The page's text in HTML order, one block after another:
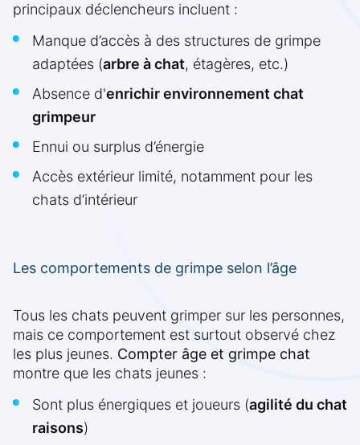
principaux déclencheurs incluent :
Manque d’accès à des structures de grimpe
adaptées (arbre à chat, étagères, etc.)
Absence d'enrichir environnement chat
grimpeur
Ennui ou surplus d’énergie
Accès extérieur limité, notamment pour les
chats d’intérieur
Les comportements de grimpe selon l’âge
Tous les chats peuvent grimper sur les personnes,
mais ce comportement est surtout observé chez
les plus jeunes. Compter âge et grimpe chat
montre que les chats jeunes :
Sont plus énergiques et joueurs (agilité du chat
raisons)